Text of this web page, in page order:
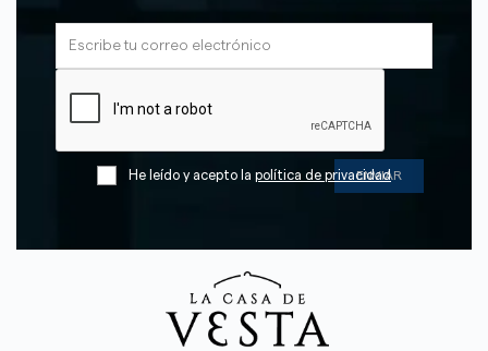
He leído y acepto la política de privacidad